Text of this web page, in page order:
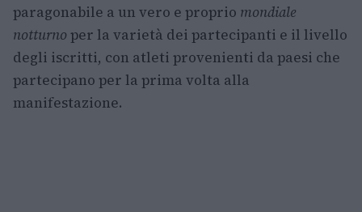
paragonabile a un vero e proprio mondiale
notturno per la varietà dei partecipanti e il livello
degli iscritti, con atleti provenienti da paesi che
partecipano per la prima volta alla
manifestazione.